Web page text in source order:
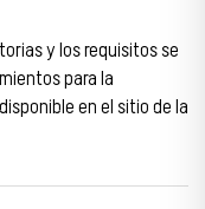
y los requisitos se
para la
en el sitio de la